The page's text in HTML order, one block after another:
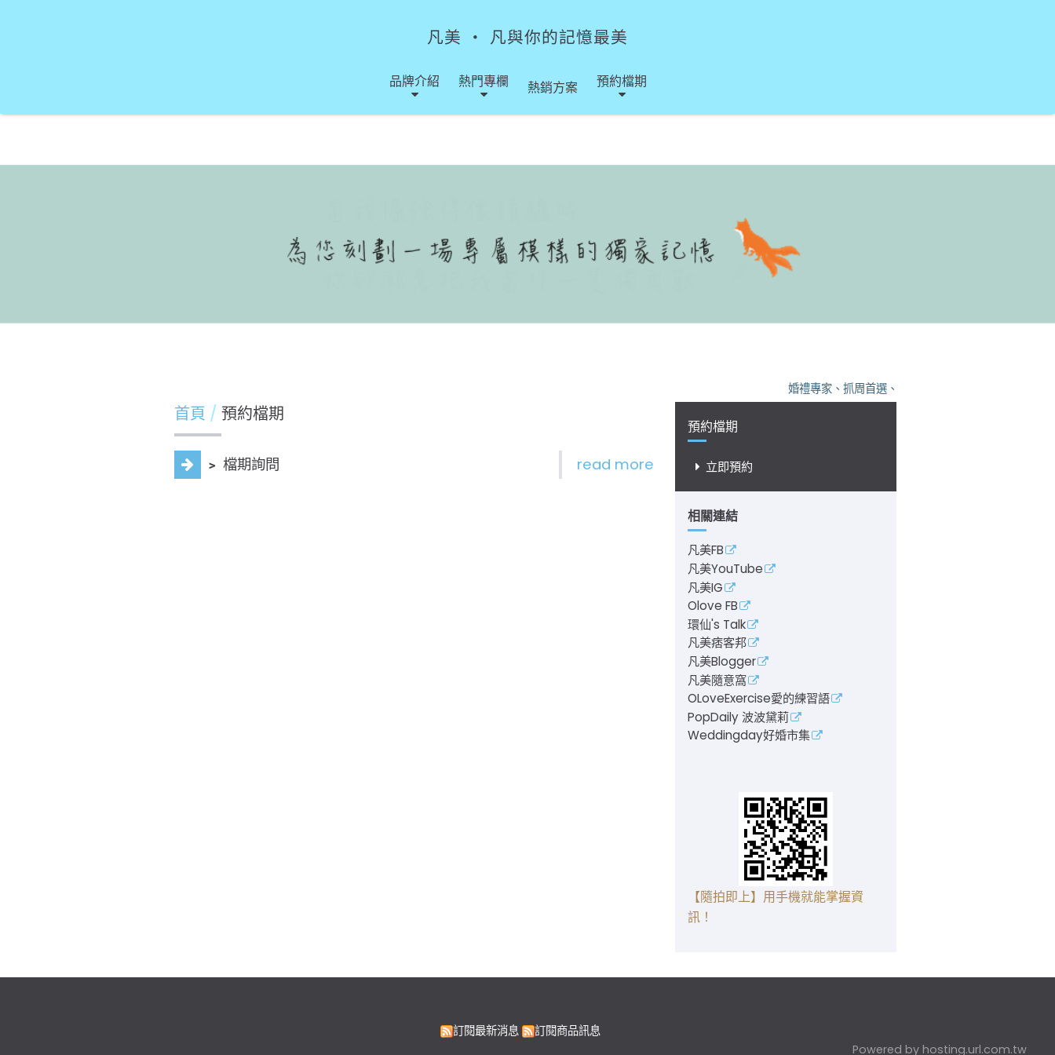
凡美 ‧ 凡與你的記憶最美
品牌介紹 熱門專欄 熱銷方案 預約檔期
預約檔期
立即預約
相關連結
凡美FB
凡美YouTube
凡美IG
Olove FB
環仙's Talk
凡美痞客邦
凡美Blogger
凡美隨意窩
OLoveExercise愛的練習語
PopDaily 波波黛莉
Weddingday好婚市集
【隨拍即上】用手機就能掌握資
訊！
婚禮專家、抓周首選、尾牙保證，凡美，您的活動神隊
首頁 預約檔期
﹥ 檔期詢問
訂閱最新消息
訂閱商品訊息
Powered by hosting.url.com.tw